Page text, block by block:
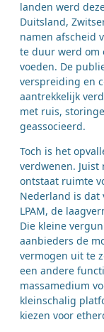
landen werd
Duitsland,
namen afscheid
te duur werd om
voeden. De
verspreiding en
aantrekkelijk
met ruis,
geassocieerd.
Toch is het
verdwenen.
ontstaat ruimte
Nederland is dat
LPAM, de
Die kleine
aanbieders de
vermogen uit te
een andere
massamedium
kleinschalig
kiezen voor